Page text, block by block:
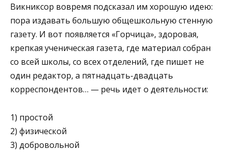
Викниксор вовремя подсказал им хорошую идею:
пора издавать большую общешкольную стенную
газету. И вот появляется «Горчица», здоровая,
крепкая ученическая газета, где материал собран
со всей школы, со всех от­делений, где пишет не
один редактор, а пятнадцать-два­дцать
корреспондентов… — речь идет о деятельности:
1) простой
2) физической
3) добровольной